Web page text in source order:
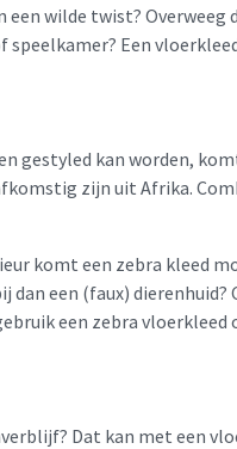
wilde twist? Overweeg
Een
gestyled kan worden,
zijn uit Afrika.
komt een zebra kleed
een (faux)
een zebra
Dat kan met een